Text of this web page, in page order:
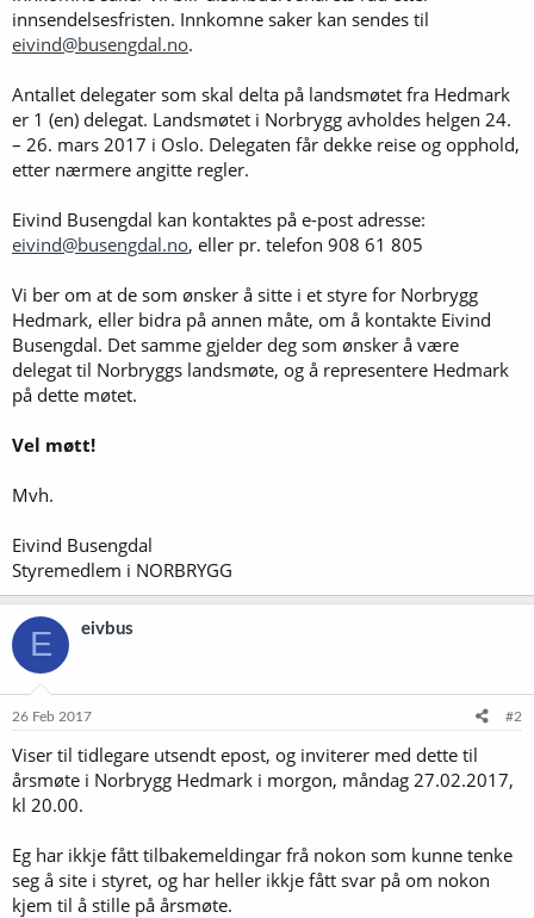
innsendelsesfristen. Innkomne saker kan sendes til
eivind@busengdal.no.
Antallet delegater som skal delta på landsmøtet fra Hedmark
er 1 (en) delegat. Landsmøtet i Norbrygg avholdes helgen 24.
– 26. mars 2017 i Oslo. Delegaten får dekke reise og opphold,
etter nærmere angitte regler.
Eivind Busengdal kan kontaktes på e-post adresse:
eivind@busengdal.no, eller pr. telefon 908 61 805
Vi ber om at de som ønsker å sitte i et styre for Norbrygg
Hedmark, eller bidra på annen måte, om å kontakte Eivind
Busengdal. Det samme gjelder deg som ønsker å være
delegat til Norbryggs landsmøte, og å representere Hedmark
på dette møtet.
Vel møtt!
Mvh.
Eivind Busengdal
Styremedlem i NORBRYGG
E eivbus
26 Feb 2017 #2
Viser til tidlegare utsendt epost, og inviterer med dette til
årsmøte i Norbrygg Hedmark i morgon, måndag 27.02.2017,
kl 20.00.
Eg har ikkje fått tilbakemeldingar frå nokon som kunne tenke
seg å site i styret, og har heller ikkje fått svar på om nokon
kjem til å stille på årsmøte.